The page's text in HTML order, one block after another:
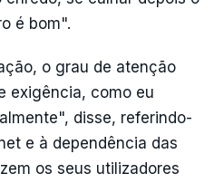
é bom".
o grau de atenção
exigência, como eu
disse, referindo-
e à dependência das
os seus utilizadores